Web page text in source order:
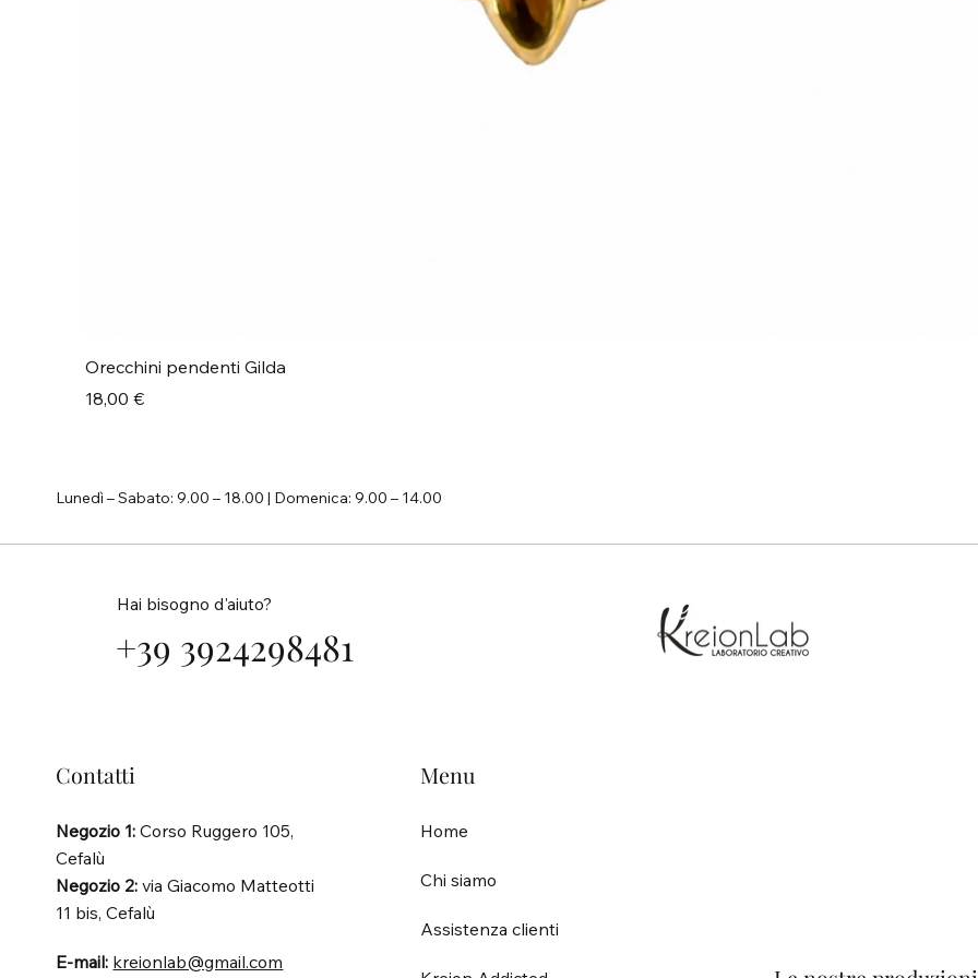
Orecchini pendenti Gilda
Prezzo
18,00 €
Contatti
Negozio 1: Corso Ruggero 105,
Cefalù
Negozio 2: via Giacomo Matteotti
11 bis, Cefalù
E-mail: kreionlab@gmail.com
Menu
Home
Chi siamo
Assistenza clienti
Hai bisogno d'aiuto?
+39 3924298481
Lunedì – Sabato: 9.00 – 18.00 | Domenica: 9.00 – 14.00